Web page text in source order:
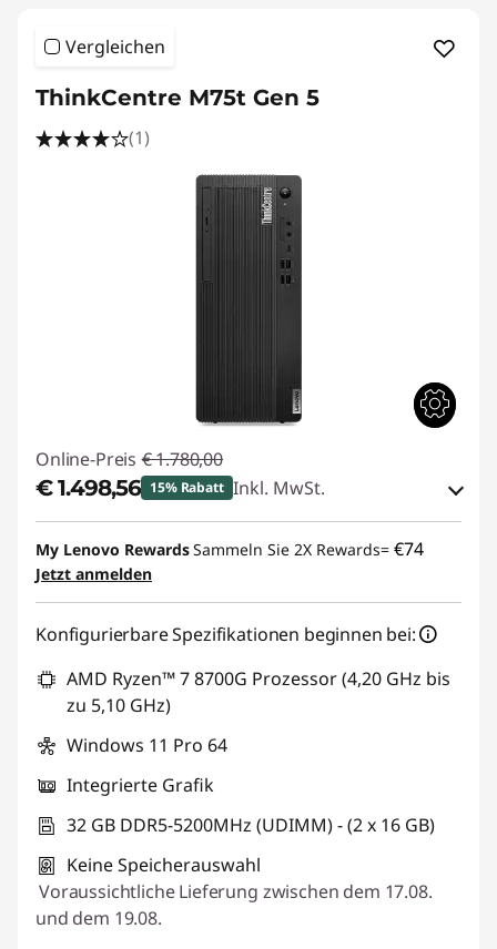
Vergleichen
ThinkCentre M75t Gen 5
(1)
Online-Preis € 1.780,00
€ 1.498,56 15% Rabatt Inkl. MwSt.
eCoupon-Rabatt :-€ 281,44
eCoupon :THINKDEAL
My Lenovo RewardsSammeln Sie 2X Rewards= €74
Jetzt anmelden
Konfigurierbare Spezifikationen beginnen bei:
AMD Ryzen™ 7 8700G Prozessor (4,20 GHz bis
zu 5,10 GHz)
Windows 11 Pro 64
Integrierte Grafik
32 GB DDR5-5200MHz (UDIMM) - (2 x 16 GB)
Keine Speicherauswahl
Voraussichtliche Lieferung zwischen dem 17.08.
und dem 19.08.